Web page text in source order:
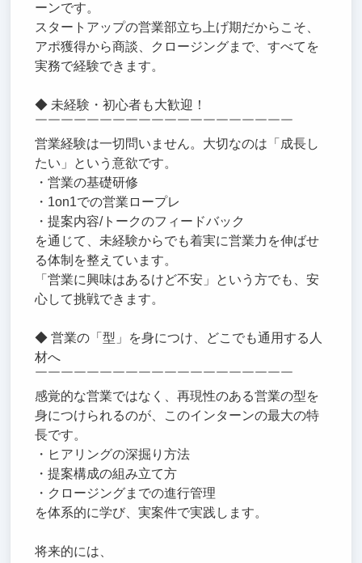
ーンです。
スタートアップの営業部立ち上げ期だからこそ、
アポ獲得から商談、クロージングまで、すべてを
実務で経験できます。
◆ 未経験・初心者も大歓迎！
￣￣￣￣￣￣￣￣￣￣￣￣￣￣￣￣￣￣￣￣
営業経験は一切問いません。大切なのは「成長し
たい」という意欲です。
・営業の基礎研修
・1on1での営業ロープレ
・提案内容/トークのフィードバック
を通じて、未経験からでも着実に営業力を伸ばせ
る体制を整えています。
「営業に興味はあるけど不安」という方でも、安
心して挑戦できます。
◆ 営業の「型」を身につけ、どこでも通用する人
材へ
￣￣￣￣￣￣￣￣￣￣￣￣￣￣￣￣￣￣￣￣
感覚的な営業ではなく、再現性のある営業の型を
身につけられるのが、このインターンの最大の特
長です。
・ヒアリングの深掘り方法
・提案構成の組み立て方
・クロージングまでの進行管理
を体系的に学び、実案件で実践します。
将来的には、